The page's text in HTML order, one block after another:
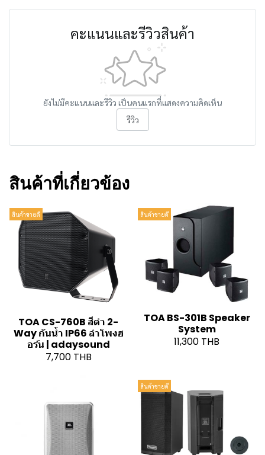
คะแนนและรีวิวสินค้า
ยังไม่มีคะแนนและรีวิว เป็นคนแรกที่แสดงความคิดเห็น
รีวิว
สินค้าที่เกี่ยวข้อง
สินค้าขายดี
TOA CS-760B สีดำ 2-
Way กันน้ำ IP66 ลำโพงฮ
อร์น | adaysound
7,700 THB
สินค้าขายดี
TOA BS-301B Speaker
System
11,300 THB
สินค้าขายดี